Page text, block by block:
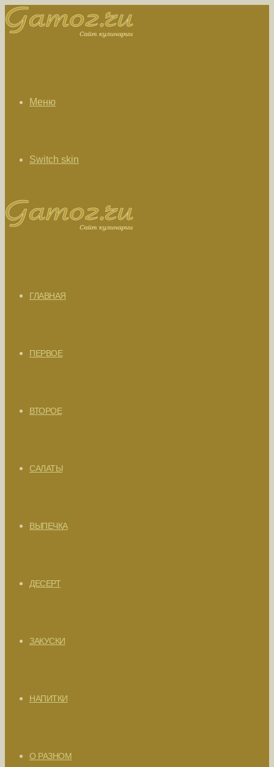
Меню
Switch skin
ГЛАВНАЯ
ПЕРВОЕ
ВТОРОЕ
САЛАТЫ
ВЫПЕЧКА
ДЕСЕРТ
ЗАКУСКИ
НАПИТКИ
О РАЗНОМ